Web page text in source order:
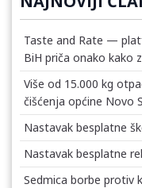
Taste and Rate —
BiH priča onako kako
Više od 15.000 kg
čišćenja općine Novo
Nastavak besplatne
Nastavak besplatne
Sedmica borbe protiv